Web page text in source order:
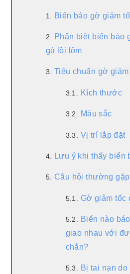
1. Biển báo gờ giảm
2.
Phân biệt biển báo
gà lồi lõm
3. Tiêu chuẩn gờ
3.1. Kích thước
3.2. Màu sắc
3.3. Vị trí lắp đặt
4. Lưu ý khi thấy biển
5. Câu hỏi thường gặp
5.1. Gờ giảm tốc
5.2.
Biển nào
giao nhau với
chắn?
5.3. Bị tai nạn